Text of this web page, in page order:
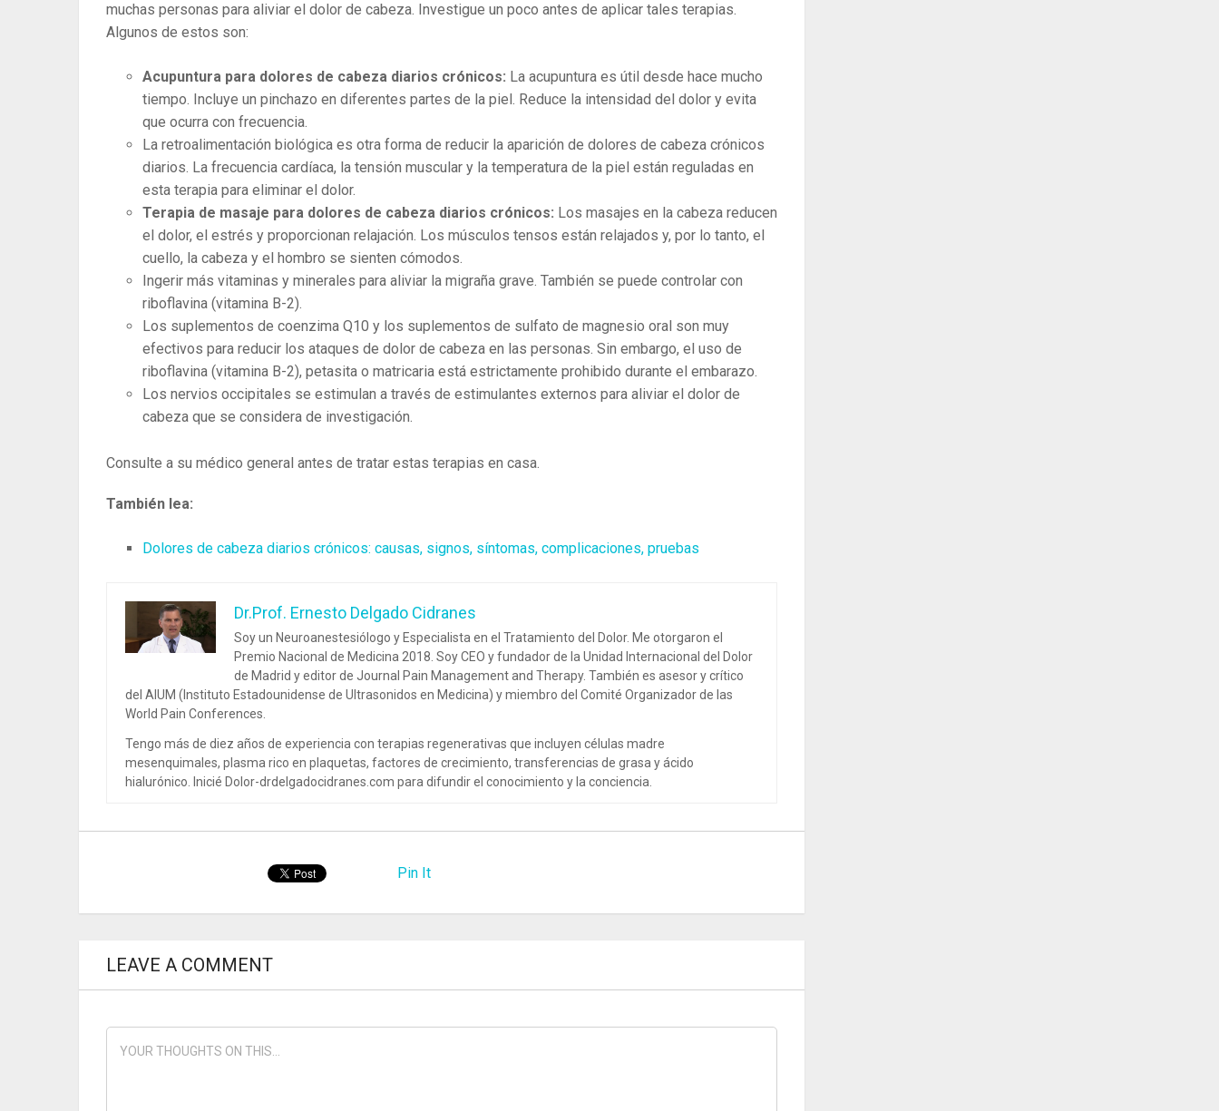
muchas personas para aliviar el dolor de cabeza. Investigue un poco antes de aplicar tales terapias.
Algunos de estos son:
Acupuntura para dolores de cabeza diarios crónicos: La ​​acupuntura es útil desde hace mucho
tiempo. Incluye un pinchazo en diferentes partes de la piel. Reduce la intensidad del dolor y evita
que ocurra con frecuencia.
La retroalimentación biológica es otra forma de reducir la aparición de dolores de cabeza crónicos
diarios. La frecuencia cardíaca, la tensión muscular y la temperatura de la piel están reguladas en
esta terapia para eliminar el dolor.
Terapia de masaje para dolores de cabeza diarios crónicos: Los masajes en la cabeza reducen
el dolor, el estrés y proporcionan relajación. Los músculos tensos están relajados y, por lo tanto, el
cuello, la cabeza y el hombro se sienten cómodos.
Ingerir más vitaminas y minerales para aliviar la migraña grave. También se puede controlar con
riboflavina (vitamina B-2).
Los suplementos de coenzima Q10 y los suplementos de sulfato de magnesio oral son muy
efectivos para reducir los ataques de dolor de cabeza en las personas. Sin embargo, el uso de
riboflavina (vitamina B-2), petasita o matricaria está estrictamente prohibido durante el embarazo.
Los nervios occipitales se estimulan a través de estimulantes externos para aliviar el dolor de
cabeza que se considera de investigación.
Consulte a su médico general antes de tratar estas terapias en casa.
También lea:
Dolores de cabeza diarios crónicos: causas, signos, síntomas, complicaciones, pruebas
Dr.Prof. Ernesto Delgado Cidranes
Soy un Neuroanestesiólogo y Especialista en el Tratamiento del Dolor. Me otorgaron el
Premio Nacional de Medicina 2018. Soy CEO y fundador de la Unidad Internacional del Dolor
de Madrid y editor de Journal Pain Management and Therapy. También es asesor y crítico
del AIUM (Instituto Estadounidense de Ultrasonidos en Medicina) y miembro del Comité Organizador de las
World Pain Conferences.
Tengo más de diez años de experiencia con terapias regenerativas que incluyen células madre
mesenquimales, plasma rico en plaquetas, factores de crecimiento, transferencias de grasa y ácido
hialurónico. Inicié Dolor-drdelgadocidranes.com para difundir el conocimiento y la conciencia.
Pin It
LEAVE A COMMENT